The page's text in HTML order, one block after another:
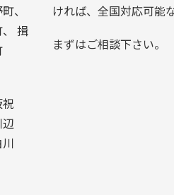
、
揖
ければ、全国対応可能
まずはご相談下さい。